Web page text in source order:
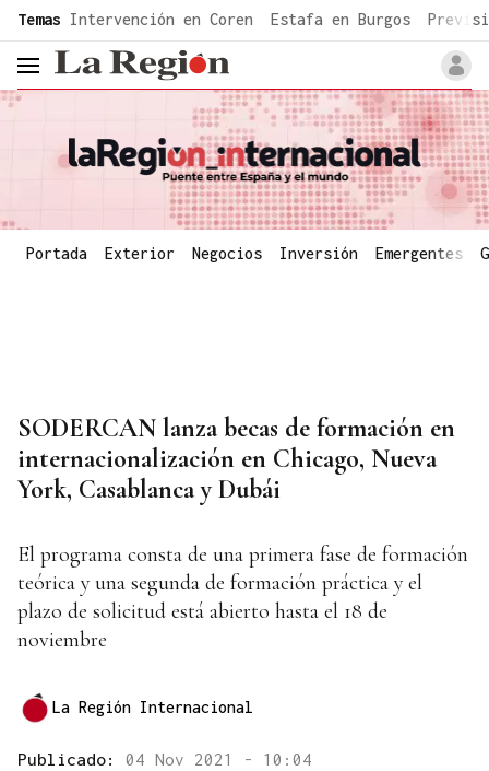
common.go-to-content
Temas Intervención en Coren Estafa en Burgos
header.menu.open
Portada Exterior Negocios Inversión Emergentes
SODERCAN lanza becas de formación en
internacionalización en Chicago, Nueva
York, Casablanca y Dubái
El programa consta de una primera fase de formación
teórica y una segunda de formación práctica y el
plazo de solicitud está abierto hasta el 18 de
noviembre
La Región Internacional
Publicado: 04 Nov 2021 - 10:04